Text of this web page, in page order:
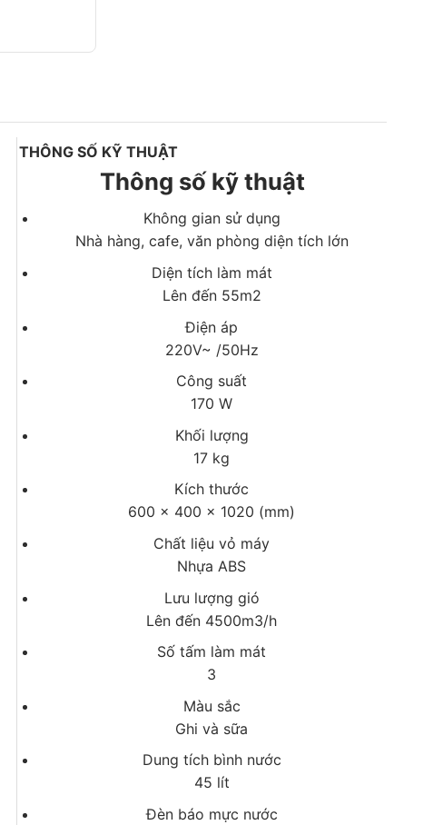
THÔNG SỐ KỸ THUẬT
Thông số kỹ thuật
Không gian sử dụng
Nhà hàng, cafe, văn phòng diện tích lớn
Diện tích làm mát
Lên đến 55m2
Điện áp
220V~ /50Hz
Công suất
170 W
Khối lượng
17 kg
Kích thước
600 x 400 x 1020 (mm)
Chất liệu vỏ máy
Nhựa ABS
Lưu lượng gió
Lên đến 4500m3/h
Số tấm làm mát
3
Màu sắc
Ghi và sữa
Dung tích bình nước
45 lít
Đèn báo mực nước